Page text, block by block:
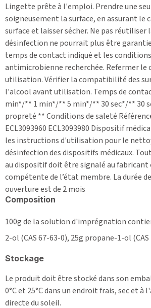
Lingette prête à l'emploi. Prendre une
soigneusement la surface, en assurant le
surface et laisser sécher. Ne pas réutiliser
désinfection ne pourrait plus être
temps de contact indiqué et les
antimicrobienne recherchée. Refermer le
utilisation. Vérifier la compatibilité des
l'alcool avant utilisation. Temps de
min*/** 1 min*/** 5 min*/** 30 sec*/** 30
propreté ** Conditions de saleté
ECL3093960 ECL3093980 Dispositif
les instructions d'utilisation pour le
désinfection des dispositifs médicaux.
au dispositif doit être signalé au fabricant
compétente de l’état membre. La durée
ouverture est de 2 mois
Composition
100g de la solution d'imprégnation
2-ol (CAS 67-63-0), 25g propane-1-ol (CAS
Stockage
Le produit doit être stocké dans son
0°C et 25°C dans un endroit frais, sec et à
directe du soleil.